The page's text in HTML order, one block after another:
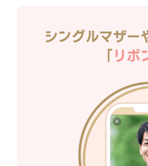
シングルマザー
「 リボ